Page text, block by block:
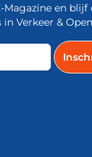
Magazine en
Verkeer &